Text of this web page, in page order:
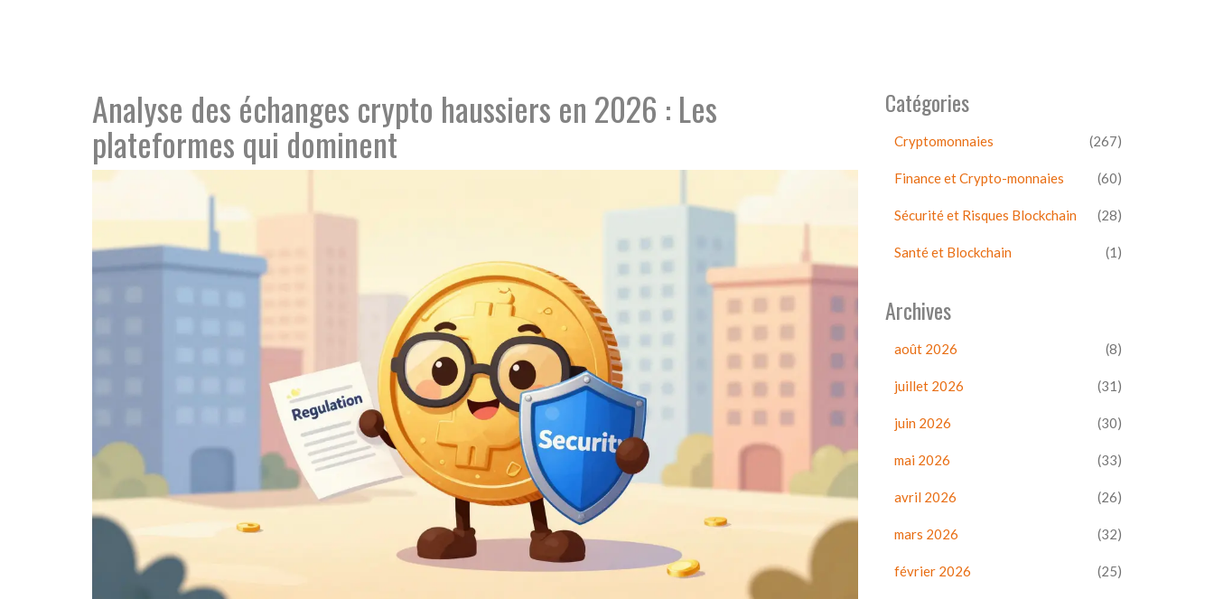
Analyse des échanges crypto haussiers en 2026 : Les
plateformes qui dominent
Catégories
Cryptomonnaies (267)
Finance et Crypto-monnaies (60)
Sécurité et Risques Blockchain (28)
Santé et Blockchain (1)
Archives
août 2026 (8)
juillet 2026 (31)
juin 2026 (30)
mai 2026 (33)
avril 2026 (26)
mars 2026 (32)
février 2026 (25)